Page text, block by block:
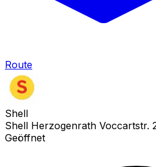
Route
Shell
Shell Herzogenrath Voccartstr.
Geöffnet